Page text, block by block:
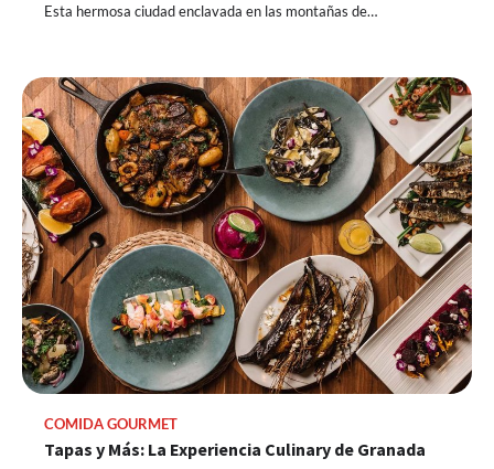
Esta hermosa ciudad enclavada en las montañas de…
COMIDA GOURMET
Tapas y Más: La Experiencia Culinary de Granada